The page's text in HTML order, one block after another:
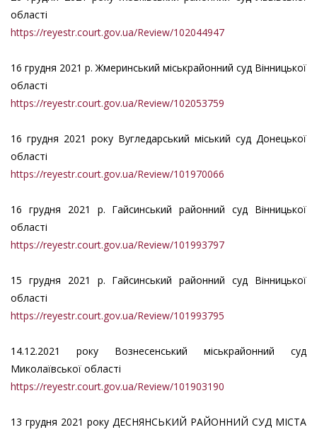
області
https://reyestr.court.gov.ua/Review/102044947
16 грудня 2021 р. Жмеринський міськрайонний суд Вінницької
областi
https://reyestr.court.gov.ua/Review/102053759
16 грудня 2021 року Вугледарський міський суд Донецької
області
https://reyestr.court.gov.ua/Review/101970066
16 грудня 2021 р. Гайсинський районний суд Вінницької
області
https://reyestr.court.gov.ua/Review/101993797
15 грудня 2021 р. Гайсинський районний суд Вінницької
області
https://reyestr.court.gov.ua/Review/101993795
14.12.2021 року Вознесенський міськрайонний суд
Миколаївської області
https://reyestr.court.gov.ua/Review/101903190
13 грудня 2021 року ДЕСНЯНСЬКИЙ РАЙОННИЙ СУД МІСТА